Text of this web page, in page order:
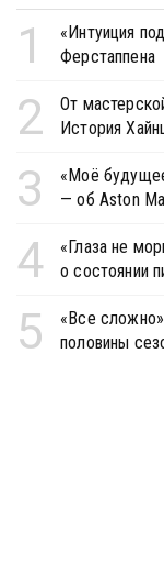
1
«Интуиция
Ферстаппена
2
От
История
3
«Моё
— об Aston
4
«Глаза не
о состоянии
5
«Все
половины